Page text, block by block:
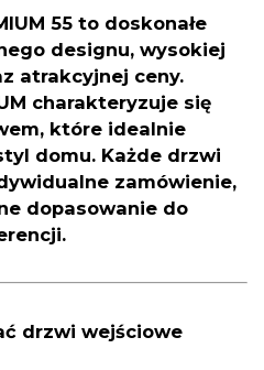
55 to doskonałe
designu, wysokiej
atrakcyjnej ceny.
charakteryzuje się
które idealnie
domu. Każde drzwi
zamówienie,
dopasowanie do
drzwi wejściowe